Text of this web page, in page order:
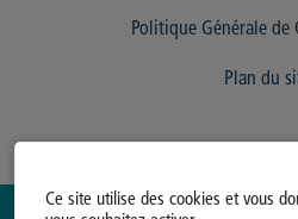
Ce site utilise des cookies et vous
Politique Générale
Plan du